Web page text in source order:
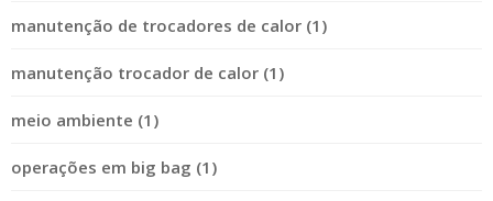
manutenção de trocadores de calor (1)
manutenção trocador de calor (1)
meio ambiente (1)
operações em big bag (1)